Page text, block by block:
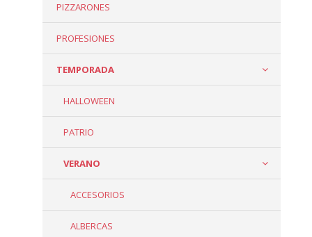
PIZZARONES
PROFESIONES
TEMPORADA
HALLOWEEN
PATRIO
VERANO
ACCESORIOS
ALBERCAS